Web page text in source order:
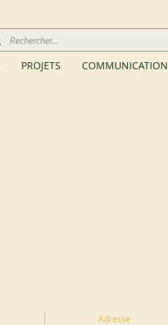
PROJETS COMMUNICATION
Adresse